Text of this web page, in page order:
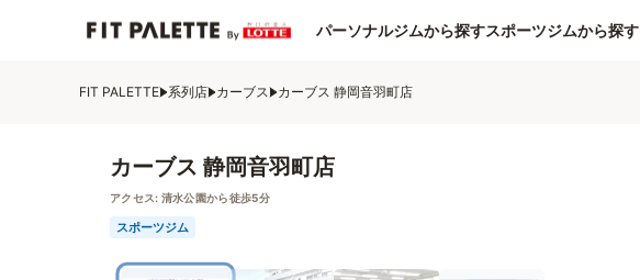
パーソナルジムから探すスポーツジムから探す
FIT PALETTE 系列店 カーブス カーブス 静岡音羽町店
カーブス 静岡音羽町店
アクセス: 清水公園から徒歩5分
スポーツジム